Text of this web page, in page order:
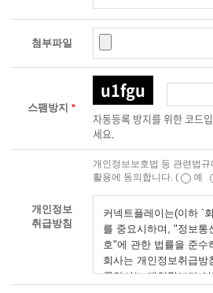
첨부파일
스팸방지*
u1fgu
자동등록 방지를 위한 코드
세요.
개인정보
취급방침
개인정보보호법 등 관련법
활용에 동의합니다. (
예